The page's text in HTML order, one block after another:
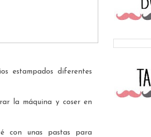
estampados diferentes
la máquina y coser en
con unas pastas para